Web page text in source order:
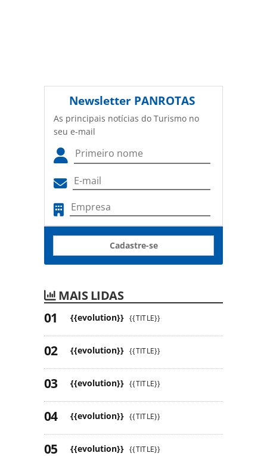
Newsletter PANROTAS
As principais notícias do Turismo no
seu e-mail
Cadastre-se
MAIS LIDAS
{{evolution}} {{TITLE}}
{{evolution}} {{TITLE}}
{{evolution}} {{TITLE}}
{{evolution}} {{TITLE}}
{{evolution}} {{TITLE}}